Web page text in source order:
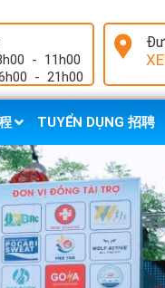
- 11h00
- 21h00
TUYỂN DỤNG 招聘